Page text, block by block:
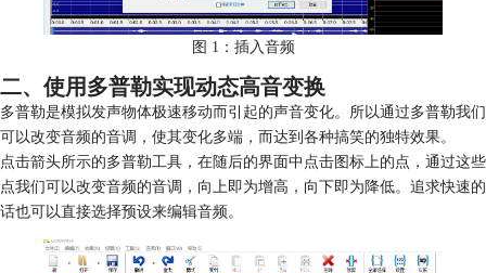
图 1：插入音频
二、使用多普勒实现动态高音变换
多普勒是模拟发声物体极速移动而引起的声音变化。所以通过多普勒我们
可以改变音频的音调，使其变化多端，而达到各种搞笑的独特效果。
点击箭头所示的多普勒工具，在随后的界面中点击图标上的点，通过这些
点我们可以改变音频的音调，向上即为增高，向下即为降低。追求快速的
话也可以直接选择预设来编辑音频。